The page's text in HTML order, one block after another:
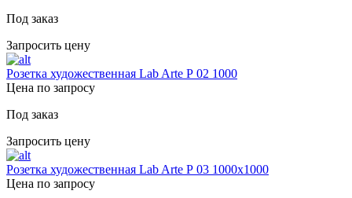
Под заказ
Запросить цену
Розетка художественная Lab Arte Р 02 1000
Цена по запросу
Под заказ
Запросить цену
Розетка художественная Lab Arte Р 03 1000х1000
Цена по запросу